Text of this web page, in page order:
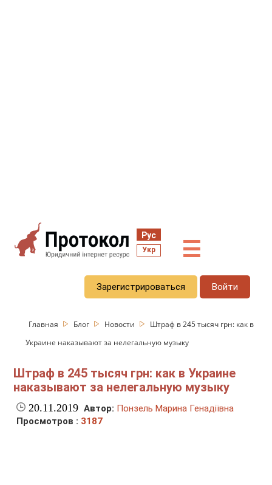
Рус
Укр ☰
Зарегистрироваться Войти
Главная Блог Новости
Штраф в 245 тысяч грн: как в
Украине наказывают за нелегальную музыку
Штраф в 245 тысяч грн: как в Украине
наказывают за нелегальную музыку
20.11.2019 Автор: Понзель Марина Генадіївна
Просмотров : 3187